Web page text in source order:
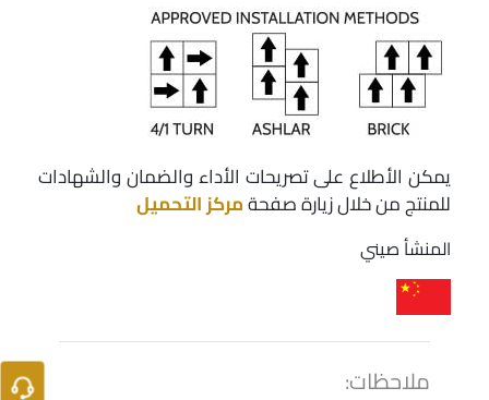
يمكن الأطلاع على تصريحات الأداء والضمان والشهادات
للمنتج من خلال زيارة صفحةمركز التحميل
المنشأ صيني
ملاحظات: